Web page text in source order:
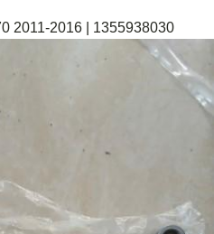
2011-2016 | 1355938030